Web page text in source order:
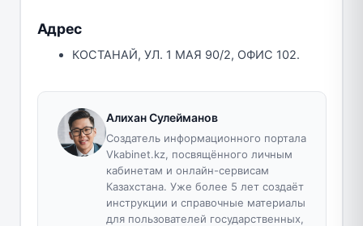
Адрес
КОСТАНАЙ, УЛ. 1 МАЯ 90/2, ОФИС 102.
Алихан Сулейманов
Создатель информационного портала
Vkabinet.kz, посвящённого личным
кабинетам и онлайн-сервисам
Казахстана. Уже более 5 лет создаёт
инструкции и справочные материалы
для пользователей государственных,